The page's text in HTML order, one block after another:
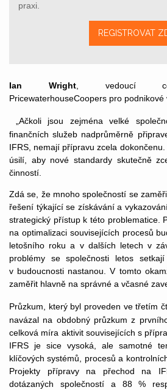
praxi.
REGISTROVAT
Ian Wright, vedoucí
PricewaterhouseCoopers pro podnikové
„Ačkoli jsou zejména velké
finančních služeb nadprůměrně
IFRS, nemají přípravu zcela
úsilí, aby nové standardy skutečně
činností.
Zdá se, že mnoho společností se
řešení týkající se získávání a
strategický přístup k této problematice.
na optimalizaci souvisejících procesů
letošního roku a v dalších letech v
problémy se společnosti letos
v budoucnosti nastanou. V tomto
zaměřit hlavně na správné a včasné
Průzkum, který byl proveden ve třetím
navázal na obdobný průzkum z
celková míra aktivit souvisejících s
IFRS je sice vysoká, ale samotné
klíčových systémů, procesů a
Projekty přípravy na přechod na
dotázaných společností a 88 %